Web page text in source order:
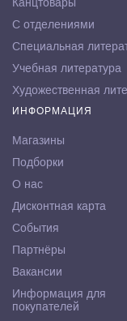
С отделениями
Специальная
Учебная литература
Художественная
ИНФОРМАЦИЯ
Магазины
Подборки
О нас
Дисконтная карта
События
Партнёры
Вакансии
Информация для
покупателей